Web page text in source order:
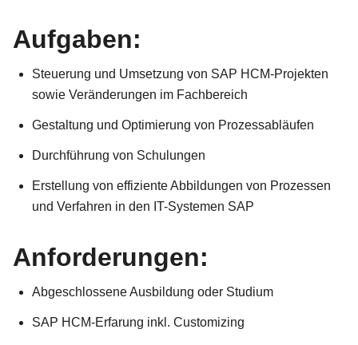
Aufgaben:
Steuerung und Umsetzung von SAP HCM-Projekten
sowie Veränderungen im Fachbereich
Gestaltung und Optimierung von Prozessabläufen
Durchführung von Schulungen
Erstellung von effiziente Abbildungen von Prozessen
und Verfahren in den IT-Systemen SAP
Anforderungen:
Abgeschlossene Ausbildung oder Studium
SAP HCM-Erfarung inkl. Customizing